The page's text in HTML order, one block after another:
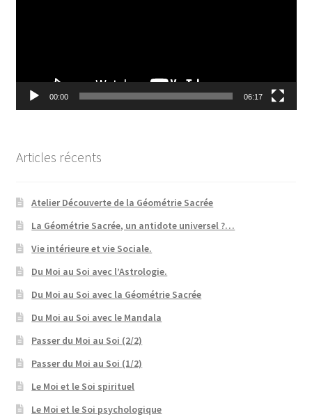
00:00 06:17
Articles récents
Atelier Découverte de la Géométrie Sacrée
La Géométrie Sacrée, un antidote universel ?…
Vie intérieure et vie Sociale.
Du Moi au Soi avec l’Astrologie.
Du Moi au Soi avec la Géométrie Sacrée
Du Moi au Soi avec le Mandala
Passer du Moi au Soi (2/2)
Passer du Moi au Soi (1/2)
Le Moi et le Soi spirituel
Le Moi et le Soi psychologique